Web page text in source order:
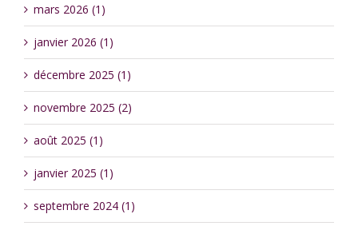
mars 2026 (1)
janvier 2026 (1)
décembre 2025 (1)
novembre 2025 (2)
août 2025 (1)
janvier 2025 (1)
septembre 2024 (1)